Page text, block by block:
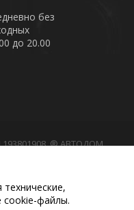
без
до 20.00
® АВТОДОМ
данный интернет-
характер
материалов
сооkіе-файлы.